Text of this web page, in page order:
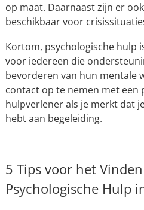
op maat. Daarnaast zijn er
beschikbaar voor
Kortom, psychologische hulp
voor iedereen die
bevorderen van hun mentale
contact op te nemen met een
hulpverlener als je merkt dat
hebt aan begeleiding.
5 Tips voor het
Psychologische Hulp